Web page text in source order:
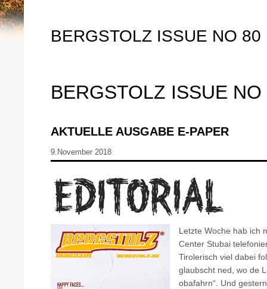
BERGSTOLZ ISSUE NO 80
BERGSTOLZ ISSUE NO
AKTUELLE AUSGABE E-PAPER
9.November 2018
Letzte Woche hab ich
Center Stubai
Tirolerisch viel dabei
glaubscht ned, wo de
obafahrn“. Und